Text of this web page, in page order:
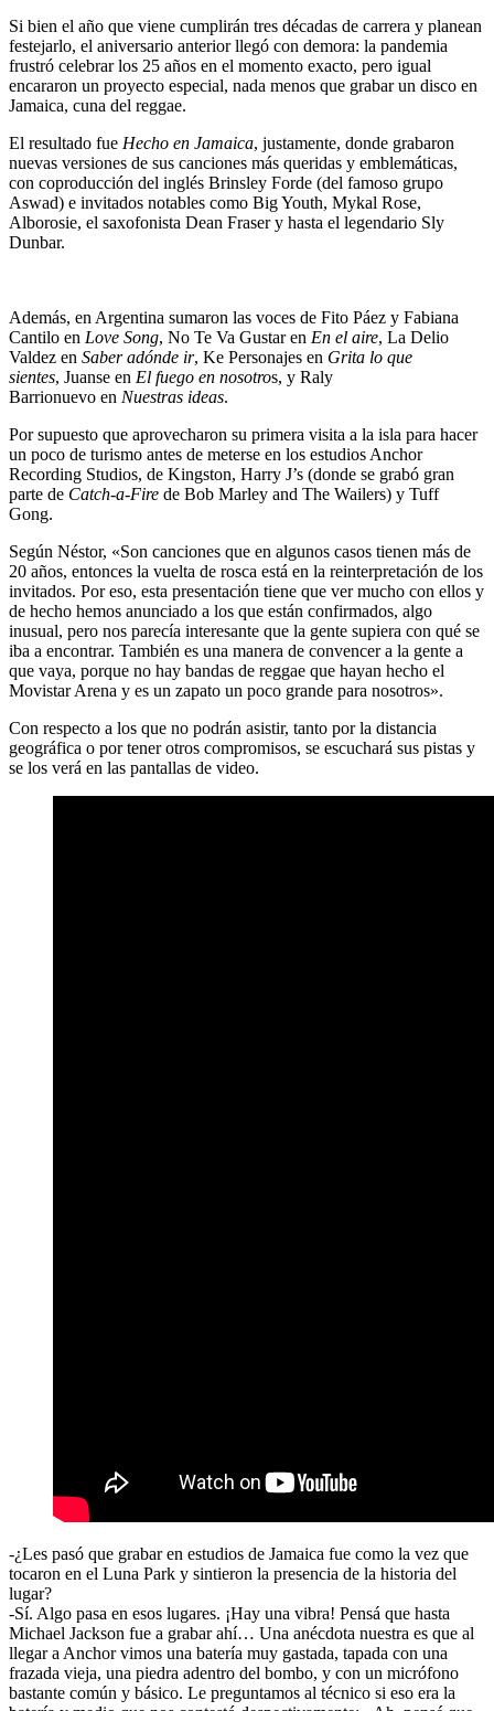
Si bien el año que viene cumplirán tres décadas de carrera y planean
festejarlo, el aniversario anterior llegó con demora: la pandemia
frustró celebrar los 25 años en el momento exacto, pero igual
encararon un proyecto especial, nada menos que grabar un disco en
Jamaica, cuna del reggae.
El resultado fue Hecho en Jamaica, justamente, donde grabaron
nuevas versiones de sus canciones más queridas y emblemáticas,
con coproducción del inglés Brinsley Forde (del famoso grupo
Aswad) e invitados notables como Big Youth, Mykal Rose,
Alborosie, el saxofonista Dean Fraser y hasta el legendario Sly
Dunbar.
Además, en Argentina sumaron las voces de Fito Páez y Fabiana
Cantilo en Love Song, No Te Va Gustaren En el aire, La Delio
Valdez en Saber adónde ir, Ke Personajes en Grita lo que
sientes, Juanse en El fuego en nosotros, y Raly
Barrionuevo en Nuestras ideas.
Por supuesto que aprovecharon su primera visita a la isla para hacer
un poco de turismo antes de meterse en los estudios Anchor
Recording Studios, de Kingston, Harry J’s (donde se grabó gran
parte de Catch-a-Fire de Bob Marley and The Wailers) y Tuff
Gong.
Según Néstor, «Son canciones que en algunos casos tienen más de
20 años, entonces la vuelta de rosca está en la reinterpretación de los
invitados. Por eso, esta presentación tiene que ver mucho con ellos y
de hecho hemos anunciado a los que están confirmados, algo
inusual, pero nos parecía interesante que la gente supiera con qué se
iba a encontrar. También es una manera de convencer a la gente a
que vaya, porque no hay bandas de reggae que hayan hecho el
Movistar Arena y es un zapato un poco grande para nosotros».
Con respecto a los que no podrán asistir, tanto por la distancia
geográfica o por tener otros compromisos, se escuchará sus pistas y
se los verá en las pantallas de video.
-¿Les pasó que grabar en estudios de Jamaica fue como la vez que
tocaron en el Luna Park y sintieron la presencia de la historia del
lugar?
-Sí. Algo pasa en esos lugares. ¡Hay una vibra! Pensá que hasta
Michael Jackson fue a grabar ahí… Una anécdota nuestra es que al
llegar a Anchor vimos una batería muy gastada, tapada con una
frazada vieja, una piedra adentro del bombo, y con un micrófono
bastante común y básico. Le preguntamos al técnico si eso era la